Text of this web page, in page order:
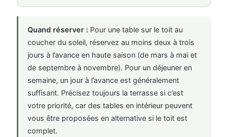
Quand réserver : Pour une table sur le toit au
coucher du soleil, réservez au moins deux à trois
jours à l’avance en haute saison (de mars à mai et
de septembre à novembre). Pour un déjeuner en
semaine, un jour à l’avance est généralement
suffisant. Précisez toujours la terrasse si c’est
votre priorité, car des tables en intérieur peuvent
vous être proposées en alternative si le toit est
complet.